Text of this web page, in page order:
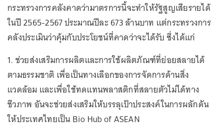
กระทรวงการคลังคาดว่ามาตรการนี้จะทำให้รัฐสูญเสียรายได้
ในปี 2565-2567 ประมาณปีละ 673 ล้านบาท แต่กระทรวงการ
คลังประเมินว่าคุ้มกับประโยชน์ที่คาดว่าจะได้รับ ซึ่งได้แก่
1. ช่วยส่งเสริมการผลิตและการใช้ผลิตภัณฑ์ที่ย่อยสลายได้
ตามธรรมชาติ เพื่อเป็นทางเลือกของการจัดการด้านสิ่ง
แวดล้อม และเพื่อใช้ทดแทนพลาสติกที่สลายตัวไม่ได้ทาง
ชีวภาพ อันจะช่วยส่งเสริมให้บรรลุเป้าประสงค์ในการผลักดัน
ให้ประเทศไทยเป็น Bio Hub of ASEAN